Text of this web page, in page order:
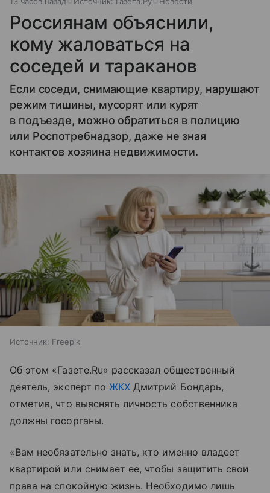
Россиянам объяснили,
кому жаловаться на
соседей и тараканов
Если соседи, снимающие квартиру, нарушают
режим тишины, мусорят или курят
в подъезде, можно обратиться в полицию
или Роспотребнадзор, даже не зная
контактов хозяина недвижимости.
Источник: Freepik
Об этом «Газете.Ru» рассказал общественный
деятель, эксперт по ЖКХ Дмитрий Бондарь,
отметив, что выяснять личность собственника
должны госорганы.
«Вам необязательно знать, кто именно владеет
квартирой или снимает ее, чтобы защитить свои
права на спокойную жизнь. Необходимо лишь